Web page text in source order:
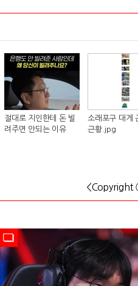
절대로 지인한테 돈 빌
려주면 안되는 이유
소래포구 대게
근황.jpg
<Copyright